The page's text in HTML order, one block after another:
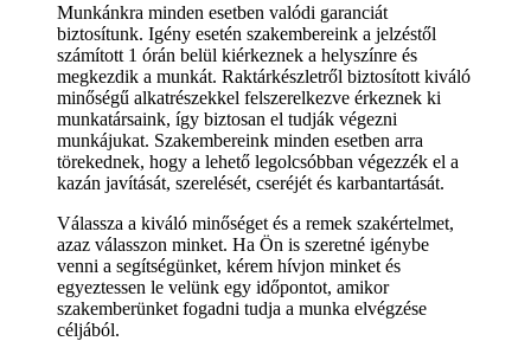
Munkánkra minden esetben valódi garanciát
biztosítunk. Igény esetén szakembereink a jelzéstől
számított 1 órán belül kiérkeznek a helyszínre és
megkezdik a munkát. Raktárkészletről biztosított kiváló
minőségű alkatrészekkel felszerelkezve érkeznek ki
munkatársaink, így biztosan el tudják végezni
munkájukat. Szakembereink minden esetben arra
törekednek, hogy a lehető legolcsóbban végezzék el a
kazán javítását, szerelését, cseréjét és karbantartását.
Válassza a kiváló minőséget és a remek szakértelmet,
azaz válasszon minket. Ha Ön is szeretné igénybe
venni a segítségünket, kérem hívjon minket és
egyeztessen le velünk egy időpontot, amikor
szakemberünket fogadni tudja a munka elvégzése
céljából.